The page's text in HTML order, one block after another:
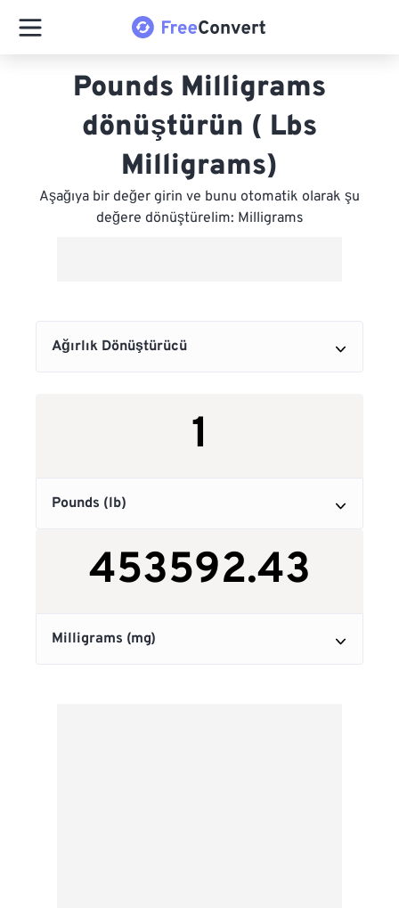
Pounds Milligrams
dönüştürün ( Lbs
Milligrams)
Aşağıya bir değer girin ve bunu otomatik olarak şu
değere dönüştürelim: Milligrams